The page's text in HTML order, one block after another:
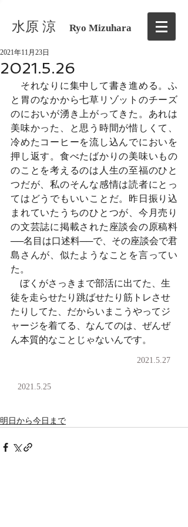
水原 涼 Ryo Mizuhara
2021.5.26
2021年11月23日
それなりに集中して書き進める。ふ
と胃のなかから七草リゾットのチーズ
のにおいが湧き上がってきた。あれは
美味かった、と思う時間が惜しくて、
冷めたコーヒーを流し込んでにおいを
押し返す。食べたばかりの美味いもの
のことを考えるのは人生の至福のひと
つだが、私のそんな感情は読者にとっ
てはどうでもいいことだ。昨日振り込
まれていたうちのひとつが、今月売り
の文芸誌に掲載された座談会の原稿料
──名目は口述料──で、その座談会で君
島さんが、似たようなことを言ってい
た。
ぼくがさっきまで部活に出てた、生
徒を走らせたり跳ばせたり筋トレさせ
たりしてた、だからいまこうやってジ
ャージを着てる、なんてのは、ぜんぜ
ん本質的なことじゃないんです。
2021.5.27
2021.5.25
明日から今日まで